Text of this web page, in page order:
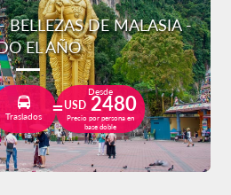
BELLEZAS DE MALASIA -
EL AÑO
Traslados
Desde
USD2480
Precio por persona en
base doble